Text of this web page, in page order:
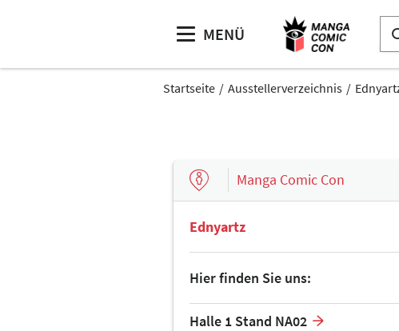
MENÜ
Startseite Ausstellerverzeichnis
Manga Comic Con
Ednyartz
Hier finden Sie uns:
Halle 1 Stand NA02